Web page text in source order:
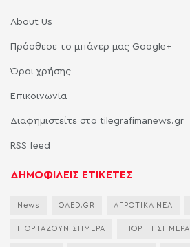
About Us
Πρόσθεσε το μπάνερ μας Google+
Όροι χρήσης
Επικοινωνία
Διαφημιστείτε στο tilegrafimanews.gr
RSS feed
ΔΗΜΟΦΙΛΕΙΣ ΕΤΙΚΕΤΕΣ
News OAED.GR ΑΓΡΟΤΙΚΑ ΝΕΑ
ΓΙΟΡΤΑΖΟΥΝ ΣΗΜΕΡΑ ΓΙΟΡΤΗ ΣΗΜΕΡΑ